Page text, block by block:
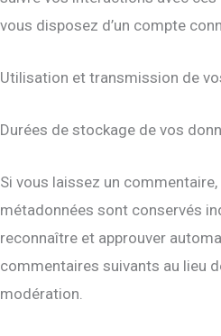
vous disposez d’un compte
Utilisation et transmission de
Durées de stockage de vos
Si vous laissez un
métadonnées sont conservés
reconnaître et approuver
commentaires suivants au lieu
modération.